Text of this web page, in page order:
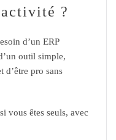
?
d’un ERP
outil simple,
d’être pro sans
vous êtes seuls, avec